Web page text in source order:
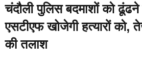
चंदौली पुलिस बदमाशों को
एसटीएफ खोजेगी हत्यारों को,
की तलाश